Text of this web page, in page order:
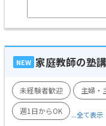
NEW 家庭教師の塾
未経験者歓迎 主婦・
週1日からOK
...全て表示